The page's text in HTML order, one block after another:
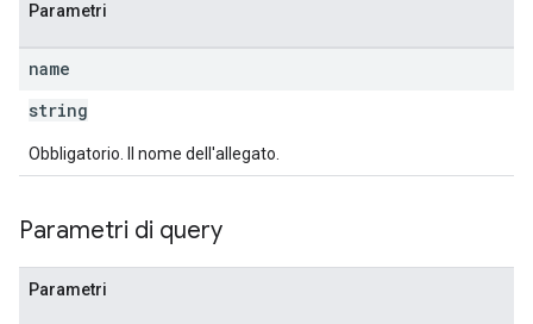
Parametri
name
string
Obbligatorio. Il nome dell'allegato.
Parametri di query
Parametri